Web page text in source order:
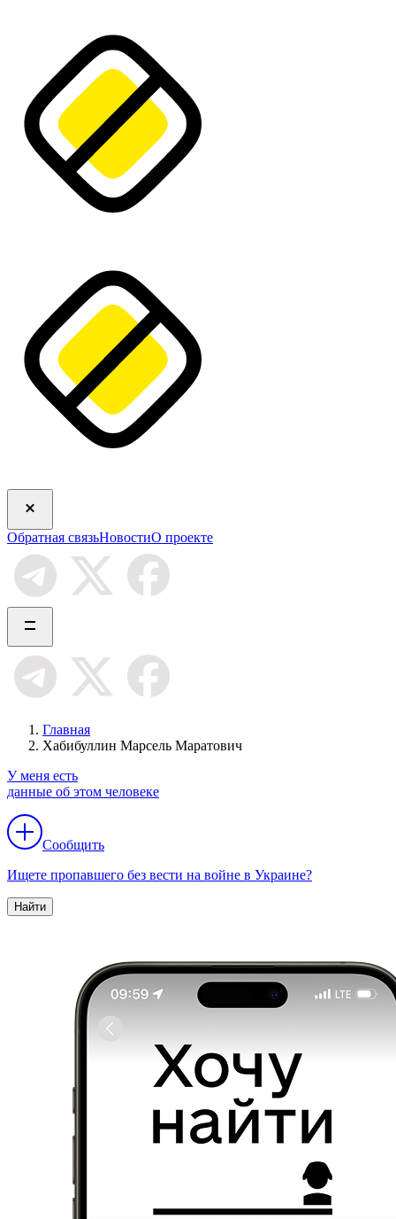
Обратная связьНовостиО проекте
Главная
Хабибуллин Марсель Маратович
У меня есть
данные об этом человеке
Сообщить
Ищете пропавшего без вести на войне в Украине?
Найти